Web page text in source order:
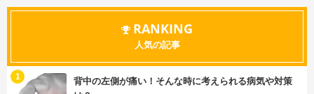
RANKING
人気の記事
背中の左側が痛い！そんな時に考えられる病気や対策
1